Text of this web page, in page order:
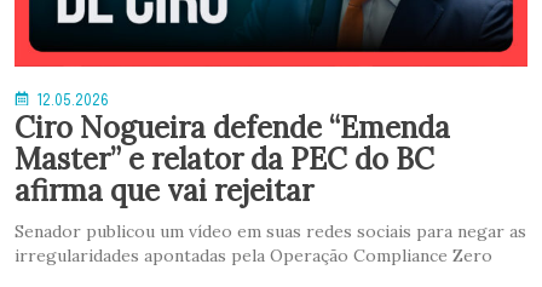
12.05.2026
Ciro Nogueira defende “Emenda
Master” e relator da PEC do BC
afirma que vai rejeitar
Senador publicou um vídeo em suas redes sociais para negar as
irregularidades apontadas pela Operação Compliance Zero